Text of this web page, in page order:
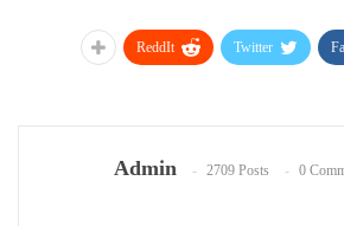
Twitter
ReddIt
Admin 2709 Posts 0